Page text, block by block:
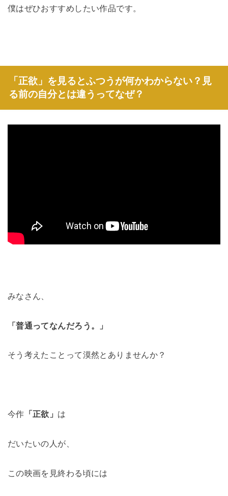
僕はぜひおすすめしたい作品です。
「正欲」を見るとふつうが何かわからない？見
る前の自分とは違うってなぜ？
みなさん、
「普通ってなんだろう。」
そう考えたことって漠然とありませんか？
今作 「正欲」 は
だいたいの人が、
この映画を見終わる頃には